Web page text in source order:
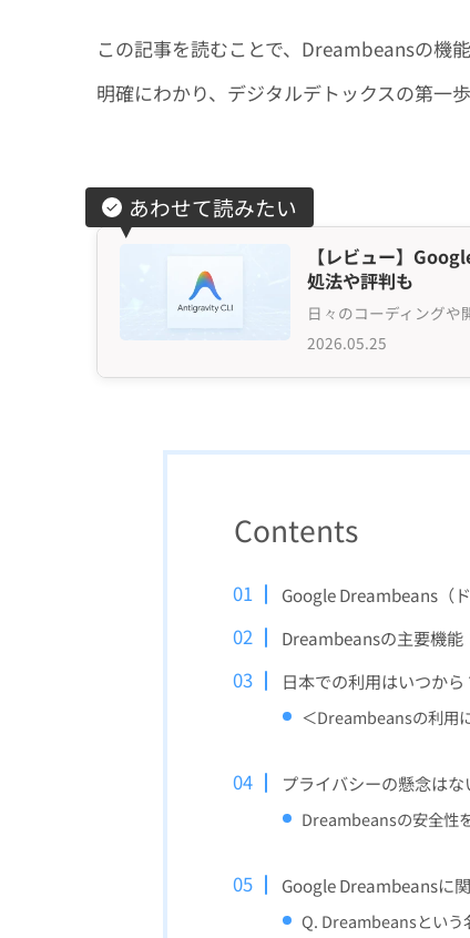
この記事を読むことで、Dreambeansの機
明確にわかり、デジタルデトックスの第一
あわせて読みたい
【レビュー】
処法や評判も
2026.05.25
Contents
Google Dreambeans（
Dreambeansの主要機能
日本での利用はいつか
＜Dreambeansの利用
プライバシーの懸念は
Dreambeansの安全性
Google Dreambeansに
Q. Dreambeansという